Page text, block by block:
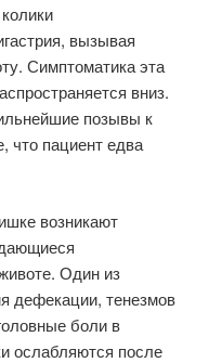
вызывая
Симптоматика эта
вниз.
позывы к
что паци­ент едва
возникают
Один из
дефекации, тенезмов
боли в
ослабляются после